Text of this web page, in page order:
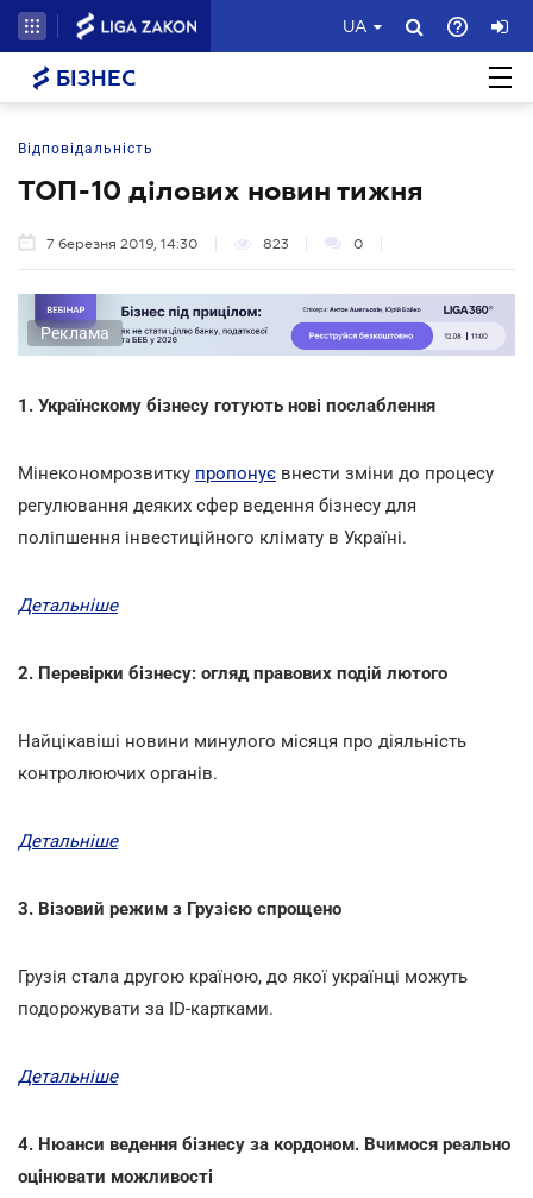
UA
БІЗНЕС
Відповідальність
ТОП-10 ділових новин тижня
7 березня 2019, 14:30 823 0
Реклама
1. Українскому бізнесу готують нові послаблення
Мінекономрозвитку пропонує внести зміни до процесу
регулювання деяких сфер ведення бізнесу для
поліпшення інвестиційного клімату в Україні.
Детальніше
2. Перевірки бізнесу: огляд правових подій лютого
Найцікавіші новини минулого місяця про діяльність
контролюючих органів.
Детальніше
3. Візовий режим з Грузією спрощено
Грузія стала другою країною, до якої українці можуть
подорожувати за ІD-картками.
Детальніше
4. Нюанси ведення бізнесу за кордоном. Вчимося реально
оцінювати можливості